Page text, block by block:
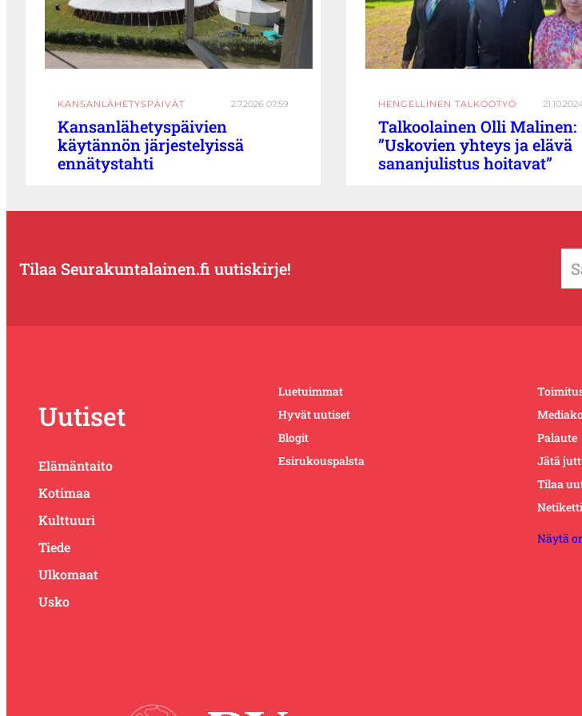
KANSANLÄHETYSPÄIVÄT 2.7.2026 07:59
Kansanlähetyspäivien
käytännön järjestelyissä
ennätystahti
HENGELLINEN TALKOOTYÖ
Talkoolainen Olli Malinen:
”Uskovien yhteys ja elävä
sananjulistus hoitavat”
Tilaa Seurakuntalainen.fi uutiskirje!
Uutiset
Elämäntaito
Kotimaa
Kulttuuri
Tiede
Ulkomaat
Usko
Luetuimmat
Hyvät uutiset
Blogit
Esirukouspalsta
Palaute
Jätä
Tilaa
Netiketti
Näytä